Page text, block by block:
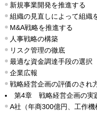
新規事業開発を推進する
組織の見直しによって組織
M&A戦略を推進する
人事戦略の構築
リスク管理の徹底
最適な資金調達手段の選択
企業広報
戦略経営企画の評価のされ
第4章 戦略経営企画の実
A社（年商300億円、工作